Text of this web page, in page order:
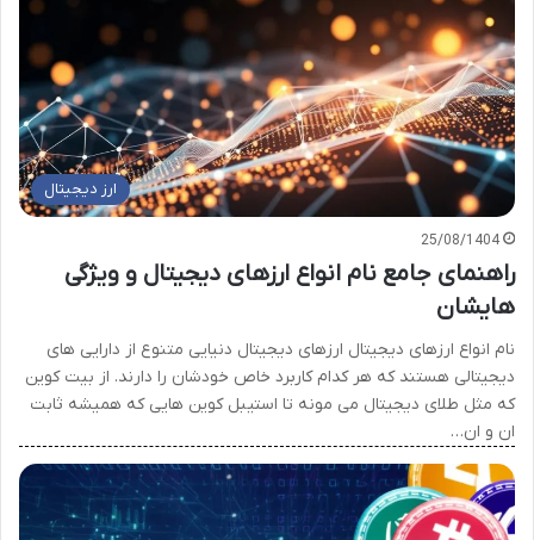
ارز دیجیتال
25/08/1404
راهنمای جامع نام انواع ارزهای دیجیتال و ویژگی
هایشان
نام انواع ارزهای دیجیتال ارزهای دیجیتال دنیایی متنوع از دارایی های
دیجیتالی هستند که هر کدام کاربرد خاص خودشان را دارند. از بیت کوین
که مثل طلای دیجیتال می مونه تا استیبل کوین هایی که همیشه ثابت
ان و ان…